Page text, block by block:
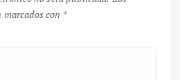
con *